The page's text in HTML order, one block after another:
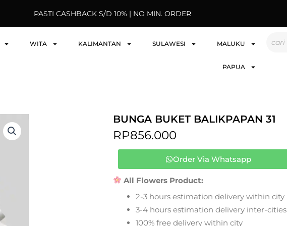
PASTI CASHBACK S/D 10% | NO MIN. ORDER
WITA KALIMANTAN SULAWESI MALUKU
PAPUA
BUNGA BUKET BALIKPAPAN 31
RP856.000
Order Via Whatsapp
All Flowers Product:
2-3 hours estimation delivery within city
3-4 hours estimation delivery inter-cities
100% free delivery within city